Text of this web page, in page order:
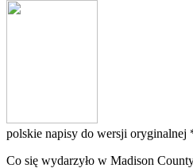
polskie napisy do wersji oryginalnej
Co się wydarzyło w Madison